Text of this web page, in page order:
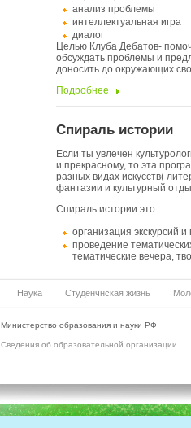
анализ проблемы
интеллектуальная игра
диалог
Целью Клуба Дебатов-
обсуждать проблемы и
доносить до окружающих
Подробнее
Спираль истории
Если ты увлечен
и прекрасному, то эта
разных видах искусств(
фантазии и культурный
Спираль истории это:
организация экскурсий и
проведение
тематические вечера,
Наука Студенчнская жизнь
Министерство образования и науки РФ
Сведения об образовательной организации